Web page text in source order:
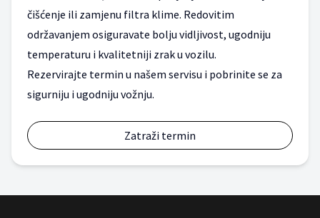
čišćenje ili zamjenu filtra klime. Redovitim
održavanjem osiguravate bolju vidljivost, ugodniju
temperaturu i kvalitetniji zrak u vozilu.
Rezervirajte termin u našem servisu i pobrinite se za
sigurniju i ugodniju vožnju.
Zatraži termin